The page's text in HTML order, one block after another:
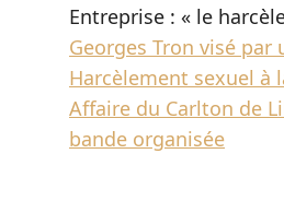
Entreprise : « le
Georges Tron visé
Harcèlement sexuel à
Affaire du Carlton de
bande organisée